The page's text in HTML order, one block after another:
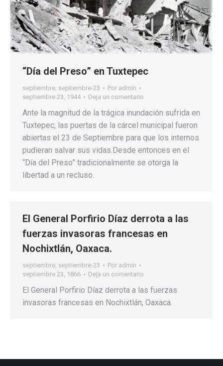
“Día del Preso” en Tuxtepec
septiembre septiembre-23 Por admin
septiembre 23, 1944
Deja un comentario
Ante la magnitud de la trágica inundación sufrida en
Tuxtepec, las puertas de la cárcel municipal fueron
abiertas el 23 de Septiembre para que los internos
pudieran salvar sus vidas.Desde entonces en el
“Día del Preso” tradicionalmente se otorga la
libertad a un recluso.
El General Porfirio Díaz derrota a las
fuerzas invasoras francesas en
Nochixtlán, Oaxaca.
septiembre, septiembre-23 Por admin
septiembre 23, 1866
Deja un comentario
El General Porfirio Díaz derrota a las fuerzas
invasoras francesas en Nochixtlán, Oaxaca.